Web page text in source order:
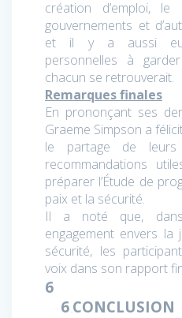
création d’emploi,
gouvernements et
et il y a aussi eu
personnelles à
chacun se retrouverait.
Remarques finales
En prononçant ses
Graeme Simpson a
le partage de leurs
recommandations
préparer l’Étude de
paix et la sécurité.
Il a noté que,
engagement envers
sécurité, les
voix dans son rapport
6
6 .CONCLUSION